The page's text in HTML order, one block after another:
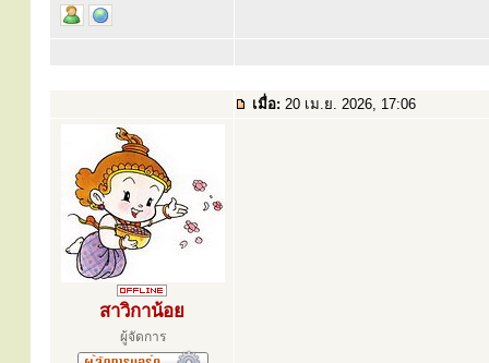
เมื่อ: 20 เม.ย. 2026, 17:06
สาวิกาน้อย
ผู้จัดการ